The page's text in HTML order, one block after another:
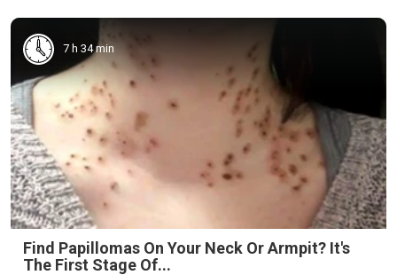
7 h 34 min
Find Papillomas On Your Neck Or Armpit? It's
The First Stage Of...